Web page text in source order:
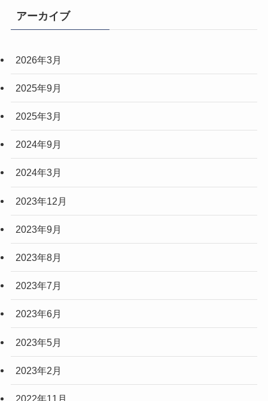
アーカイブ
2026年3月
2025年9月
2025年3月
2024年9月
2024年3月
2023年12月
2023年9月
2023年8月
2023年7月
2023年6月
2023年5月
2023年2月
2022年11月